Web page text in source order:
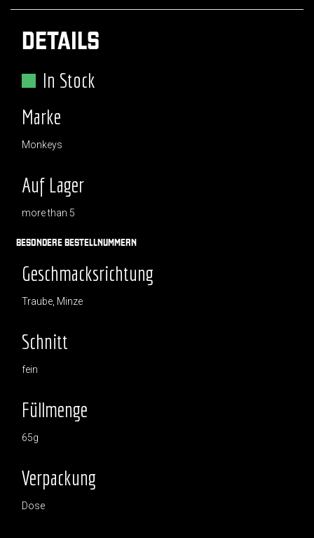
DETAILS
In Stock
Marke
Monkeys
Auf Lager
more than 5
BESONDERE BESTELLNUMMERN
Geschmacksrichtung
Traube, Minze
Schnitt
fein
Füllmenge
65g
Verpackung
Dose